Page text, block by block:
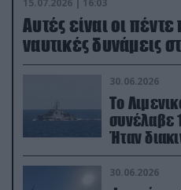
15.07.2026 | 16:03
Aυτές είναι οι
ναυτικές δυνάμεις
30.06.2026
Το
συνέλαβε
Ήταν
30.06.2026